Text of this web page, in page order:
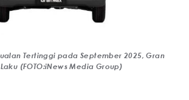
Tertinggi pada September 2025, Gran
(FOTO:iNews Media Group)